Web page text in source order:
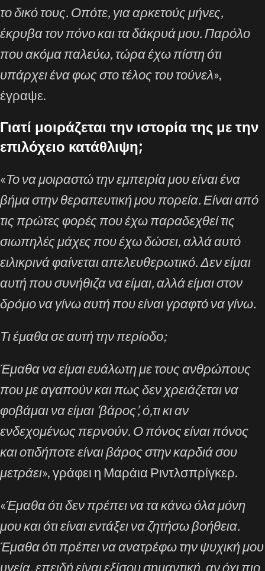
το δικό τους. Οπότε, για αρκετούς μήνες,
έκρυβα τον πόνο και τα δάκρυά μου. Παρόλο
που ακόμα παλεύω, τώρα έχω πίστη ότι
υπάρχει ένα φως στο τέλος του τούνελ»,
έγραψε.
Γιατί μοιράζεται την ιστορία της με την
επιλόχειο κατάθλιψη;
«Το να μοιραστώ την εμπειρία μου είναι ένα
βήμα στην θεραπευτική μου πορεία. Είναι από
τις πρώτες φορές που έχω παραδεχθεί τις
σιωπηλές μάχες που έχω δώσει, αλλά αυτό
ειλικρινά φαίνεται απελευθερωτικό. Δεν είμαι
αυτή που συνήθιζα να είμαι, αλλά είμαι στον
δρόμο να γίνω αυτή που είναι γραφτό να γίνω.
Τι έμαθα σε αυτή την περίοδο;
Έμαθα να είμαι ευάλωτη με τους ανθρώπους
που με αγαπούν και πως δεν χρειάζεται να
φοβάμαι να είμαι ‘βάρος’, ό,τι κι αν
ενδεχομένως περνούν. Ο πόνος είναι πόνος
και οτιδήποτε είναι βάρος στην καρδιά σου
μετράει», γράφει η Μαράια Ριντλσπρίγκερ.
«Έμαθα ότι δεν πρέπει να τα κάνω όλα μόνη
μου και ότι είναι εντάξει να ζητήσω βοήθεια.
Έμαθα ότι πρέπει να ανατρέφω την ψυχική μου
υγεία, επειδή είναι εξίσου σημαντική, αν όχι πιο